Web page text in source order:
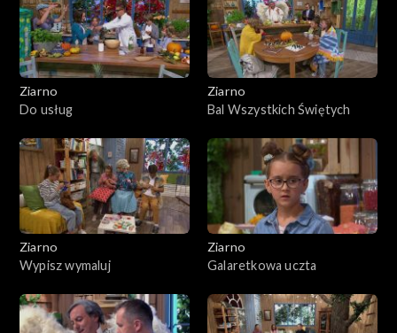
Ziarno
Do usług
Ziarno
Bal Wszystkich Świętych
Ziarno
Wypisz wymaluj
Ziarno
Galaretkowa uczta